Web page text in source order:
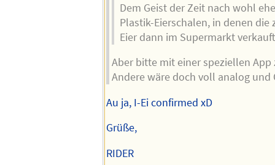
Dem Geist der Zeit nach wohl
Plastik-Eierschalen, in denen
Eier dann im Supermarkt
Aber bitte mit einer speziellen App
Andere wäre doch voll analog und
Au ja, I-Ei confirmed xD
Grüße,
RIDER